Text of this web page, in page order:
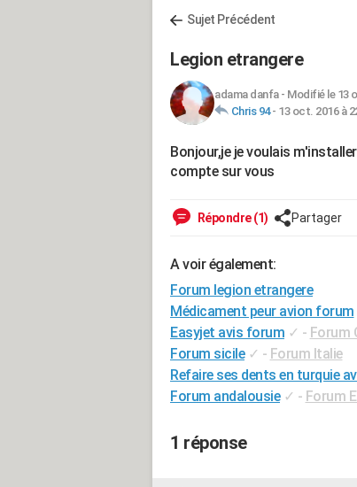
Sujet Précédent
Legion etrangere
adama danfa- Modifié le 13
Chris 94- 13 oct. 2016 à
Bonjour,je je voulais
compte sur vous
Répondre (1) Partager
A voir également:
Forum legion etrangere
Médicament peur avion forum
Easyjet avis forum ✓ - Forum
Forum sicile ✓ - Forum Italie
Refaire ses dents en turquie
Forum andalousie ✓ - Forum
1 réponse